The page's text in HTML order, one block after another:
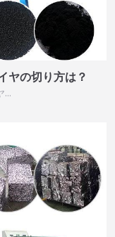
ヤの切り方は？
…